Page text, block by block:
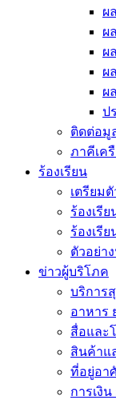
ผ
ผ
ผ
ผ
ผ
ป
ติดต่อมู
ภาคีเค
ร้องเรียน
เตรียม
ร้องเรี
ร้องเรี
ตัวอย่า
ข่าวผู้บริโภค
บริการ
อาหาร
สื่อและ
สินค้าแ
ที่อยู่อา
การเงิ